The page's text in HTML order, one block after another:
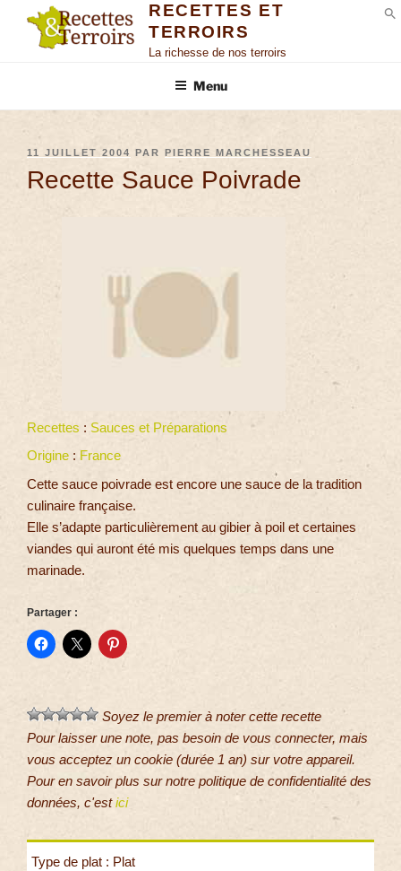
RECETTES ET
TERROIRS
La richesse de nos terroirs
Menu
11 JUILLET 2004 PAR PIERRE MARCHESSEAU
Recette Sauce Poivrade
Recettes : Sauces et Préparations
Origine : France
Cette sauce poivrade est encore une sauce de la tradition
culinaire française.
Elle s’adapte particulièrement au gibier à poil et certaines
viandes qui auront été mis quelques temps dans une
marinade.
Partager :
Soyez le premier à noter cette recette
Pour laisser une note, pas besoin de vous connecter, mais
vous acceptez un cookie (durée 1 an) sur votre appareil.
Pour en savoir plus sur notre politique de confidentialité des
données, c'estici
Type de plat : Plat